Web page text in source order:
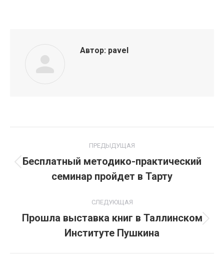
Автор: pavel
по
записям
ПРЕДЫДУЩАЯ
Предыдущая
запись:
Бесплатный методико-практический
семинар пройдет в Тарту
СЛЕДУЮЩАЯ
Следующая
запись:
Прошла выставка книг в Таллинском
Институте Пушкина